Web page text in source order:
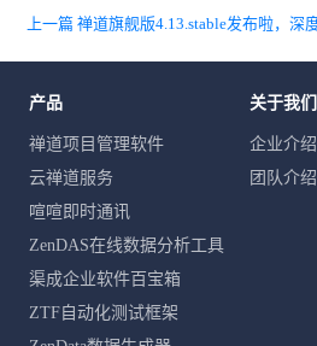
产品
禅道项目管理软件
云禅道服务
喧喧即时通讯
ZenDAS在线数据分析工具
渠成企业软件百宝箱
ZTF自动化测试框架
关于我们
企业介绍
团队介绍